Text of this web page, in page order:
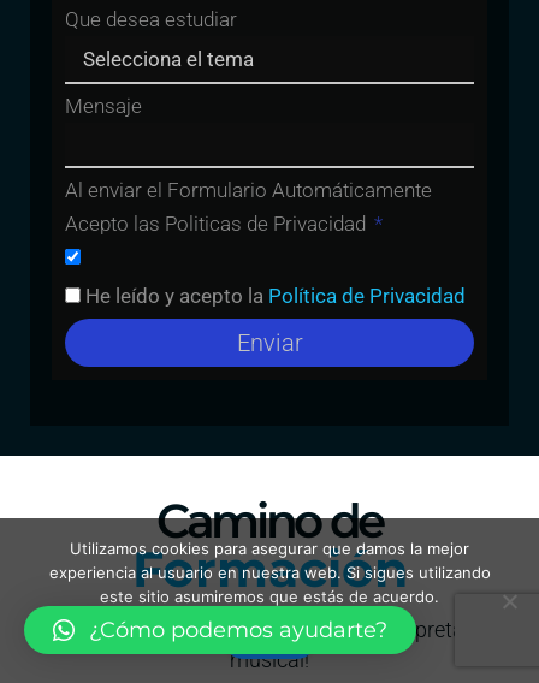
Que desea estudiar
Mensaje
Al enviar el Formulario Automáticamente
Acepto las Politicas de Privacidad
He leído y acepto la Política de Privacidad
Enviar
Camino de
Formación
¡Cinco etapas para darle forma a tu interpretación
musical!
¿Cómo podemos ayudarte?
Utilizamos cookies para asegurar que damos la mejor
experiencia al usuario en nuestra web. Si sigues utilizando
este sitio asumiremos que estás de acuerdo.
Vale